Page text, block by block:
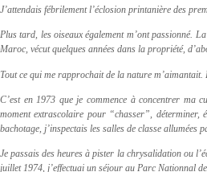
J’attendais fébrilement l’éclosion printanière des
Plus tard, les oiseaux également m’ont passionné.
Maroc, vécut quelques années dans la propriété,
Tout ce qui me rapprochait de la nature
C’est en 1973 que je commence à concentrer ma
moment extrascolaire pour “chasser”, déterminer,
bachotage, j’inspectais les salles de classe
Je passais des heures à pister la chrysalidation ou
juillet 1974, j’effectuai un séjour au Parc Nationnal